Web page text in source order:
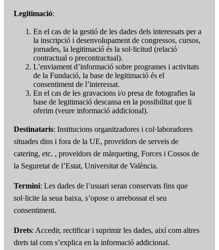
Legitimació:
En el cas de la gestió de les dades dels interessats per a
la inscripció i desenvolupament de congressos, cursos,
jornades, la legitimació és la sol·licitud (relació
contractual o precontractual).
L’enviament d’informació sobre programes i activitats
de la Fundació, la base de legitimació és el
consentiment de l’interessat.
En el cas de les gravacions i/o presa de fotografies la
base de legitimació descansa en la possibilitat que li
oferim (veure informació addicional).
Destinataris: Institucions organitzadores i col·laboradores
situades dins i fora de la UE, proveïdors de serveis de
catering, etc. , proveïdors de màrqueting, Forces i Cossos de
la Seguretat de l’Estat, Universitat de València.
Termini: Les dades de l’usuari seran conservats fins que
sol·licite la seua baixa, s’opose o arrebossat el seu
consentiment.
Drets: Accedir, rectificar i suprimir les dades, així com altres
drets tal com s’explica en la informació addicional.